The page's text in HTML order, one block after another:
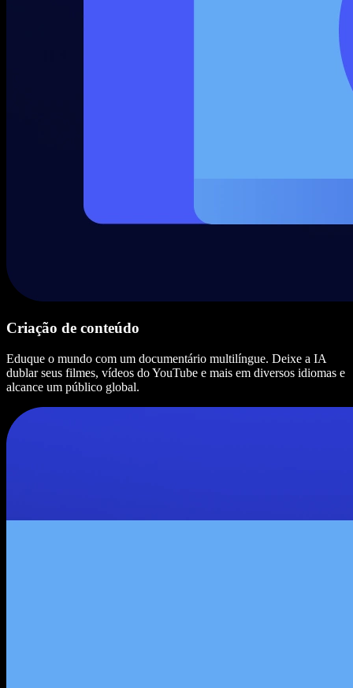
Criação de conteúdo
Eduque o mundo com um documentário multilíngue. Deixe a IA
dublar seus filmes, vídeos do YouTube e mais em diversos idiomas e
alcance um público global.